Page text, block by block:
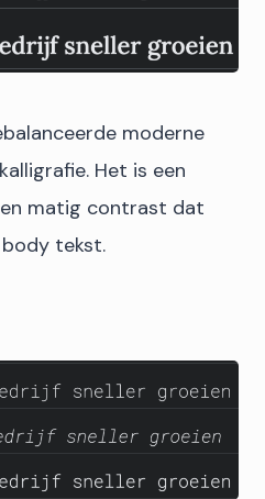
moderne
Het is een
matig contrast dat
tekst.